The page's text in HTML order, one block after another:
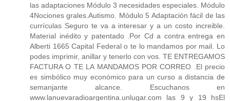
las adaptaciones Módulo 3 necesidades especiales. Módulo
4Nociones grales.Autismo. Módulo 5 Adaptación fácil de las
currículas Seguro te va a interesar y a un costo increible.
Material inédito y patentado .Por Cd a contra entrega en
Alberti 1665 Capital Federal o te lo mandamos por mail. Lo
podes imprimir, anillar y tenerlo con vos. TE ENTREGAMOS
FACTURA O TE LA MANDAMOS POR CORREO .El precio
es simbólico muy económico para un curso a distancia de
semanjante alcance. Escuchanos en
www.lanuevaradioargentina.unlugar.com las 9 y 19 hsEl